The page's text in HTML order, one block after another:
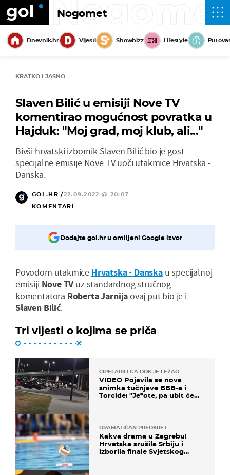
Nogomet
Dnevnik.hr Vijesti Showbizz Lifestyle
KRATKO I JASNO
Slaven Bilić u emisiji Nove TV
komentirao mogućnost povratka u
Hajduk: "Moj grad, moj klub, ali..."
Bivši hrvatski izbornik Slaven Bilić bio je gost
specijalne emisije Nove TV uoči utakmice Hrvatska -
Danska.
GOL.HR /22.09.2022 @ 20:07
KOMENTARI
Dodajte gol.hr u omiljeni Google izvor
Povodom utakmice Hrvatska - Danskau specijalnoj
emisiji Nove TV uz standardnog stručnog
komentatora Roberta Jarnijaovaj put bio je i
Slaven Bilić.
Tri vijesti o kojima se priča
CIPELARILI GA DOK JE LEŽAO
VIDEO Pojavila se nova
snimka tučnjave BBB-a i
Torcide: "Je*ote, pa ubit će
DRAMATIČAN PREOKRET
Kakva drama u Zagrebu!
Hrvatska srušila Srbiju i
izborila finale Svjetskog